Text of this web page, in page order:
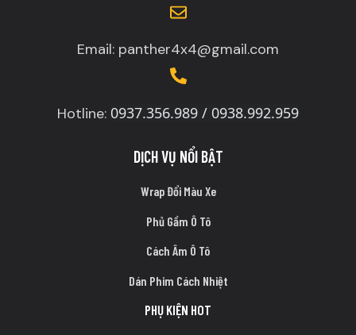
Email: panther4x4@gmail.com
Hotline: 0937.356.989 / 0938.992.959
DỊCH VỤ NỔI BẬT
Wrap Đổi Màu Xe
Phủ Gầm Ô Tô
Cách Âm Ô Tô
Dán Phim Cách Nhiệt
PHỤ KIỆN HOT